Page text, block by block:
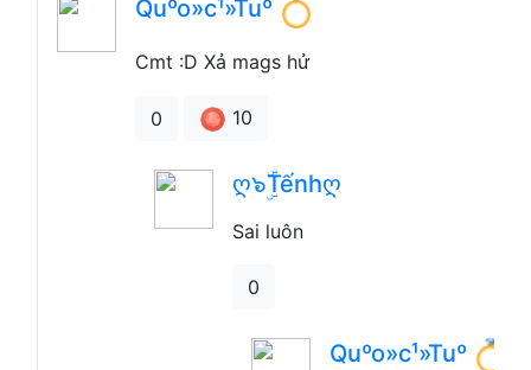
Quºo»c¹»Tuº
Cmt :D Xả mags hử
0 10
ღ๖ۣۜTếnhღ
Sai luôn
0
Quºo»c¹»Tuº